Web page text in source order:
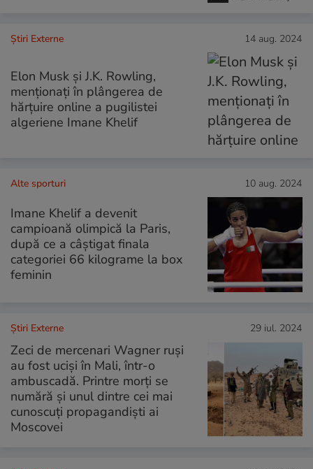
Știri Externe 14 aug. 2024
Elon Musk şi J.K. Rowling,
menţionaţi în plângerea de
hărţuire online a pugilistei
algeriene Imane Khelif
Alte sporturi 10 aug. 2024
Imane Khelif a devenit
campioană olimpică la Paris,
după ce a câștigat finala
categoriei 66 kilograme la box
feminin
Știri Externe 29 iul. 2024
Zeci de mercenari Wagner ruși
au fost uciși în Mali, într-o
ambuscadă. Printre morți se
numără și unul dintre cei mai
cunoscuți propagandiști ai
Moscovei